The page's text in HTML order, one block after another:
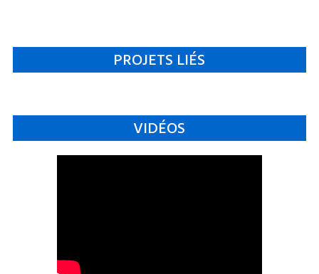
PROJETS LIÉS
VIDÉOS